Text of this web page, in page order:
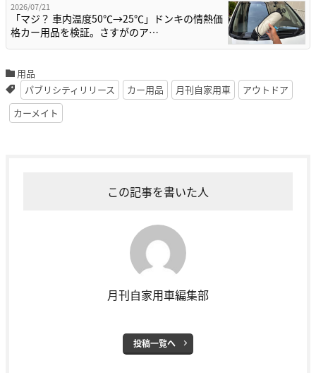
2026/07/21
「マジ？ 車内温度50℃→25℃」ドンキの情熱価
格カー用品を検証。さすがのア…
用品
パブリシティリリース
カー用品 月刊自家用車
アウトドア
カーメイト
この記事を書いた人
月刊自家用車編集部
投稿一覧へ